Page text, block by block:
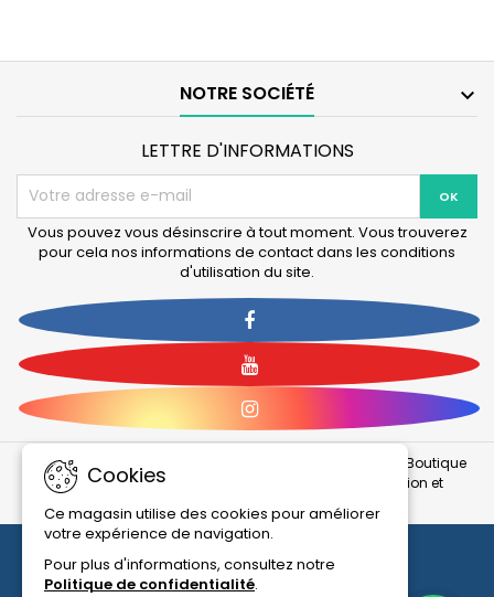
5
NOTRE SOCIÉTÉ 
Cookies
Ce magasin utilise des cookies pour améliorer
votre expérience de navigation.
Pour plus d'informations, consultez notre
Politique de confidentialité.
LETTRE D'INFORMATIONS
Vous pouvez vous désinscrire à tout moment. Vous trouverez
pour cela nos informations de contact dans les conditions
d'utilisation du site.
Facebook
YouTube
Instagram
© 2026 Tous droits réservés et reproduction interdite : La Boutique
Des Animaux (LBDA) / Animalerie en ligne - Alimentation et